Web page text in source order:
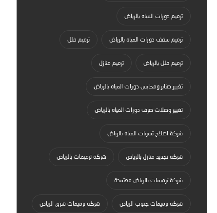
ترميم دورات المياه بالرياض
ترميم سقف دورات المياه بالرياض ترميم فلل
ترميم فلل بالرياض ترميم منازل
تغيير صنابر ومحابس دورات المياه بالرياض
تغيير وصلات صرف دورات المياه بالرياض
شركة اصلاح تسربات المياه بالرياض
شركة تجديد منازل بالرياض شركة ترميمات بالرياض
شركة ترميمات بالرياض معتمدة
شركة ترميمات جنوب الرياض شركة ترميمات شرق الرياض